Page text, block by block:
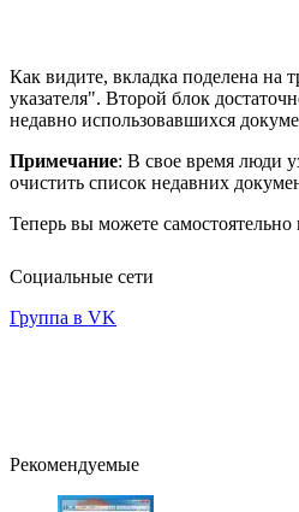
Как видите, вкладка поделена на
указателя". Второй блок
недавно использовавшихся
Примечание: В свое время люди
очистить список недавних
Теперь вы можете
Социальные сети
Группа в VK
Рекомендуемые